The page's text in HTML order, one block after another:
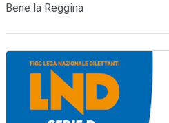
Bene la Reggina